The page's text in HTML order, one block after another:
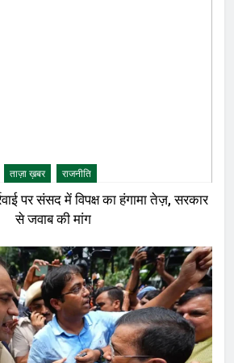
ताज़ा ख़बर राजनीति
पर संसद में विपक्ष का हंगामा तेज़, सरकार
से जवाब की मांग